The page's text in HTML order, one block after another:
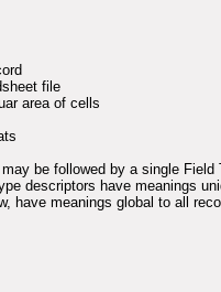
file
area of cells
be followed by a single Field
descriptors have meanings
have meanings global to all